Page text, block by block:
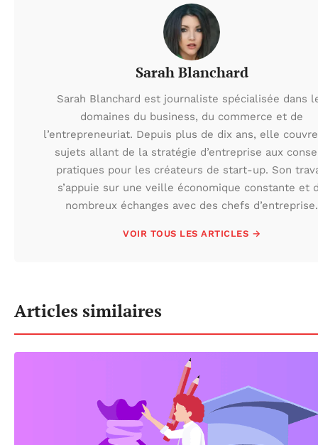
Sarah Blanchard
Sarah Blanchard est journaliste spécialisée dans
domaines du business, du commerce et de
l’entrepreneuriat. Depuis plus de dix ans, elle
sujets allant de la stratégie d’entreprise aux
pratiques pour les créateurs de start-up. Son
s’appuie sur une veille économique constante et
nombreux échanges avec des chefs d’entreprise.
VOIR TOUS LES ARTICLES →
Articles similaires